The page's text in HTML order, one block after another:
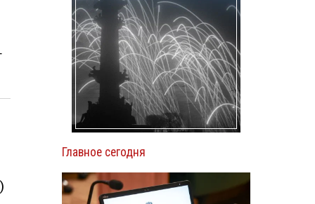
Главное сегодня